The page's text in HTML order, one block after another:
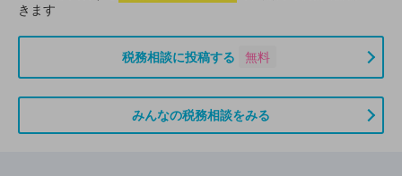
きます
税務相談に投稿する 無料
みんなの税務相談をみる